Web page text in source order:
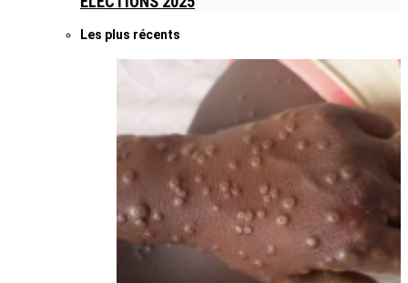
Les plus récents